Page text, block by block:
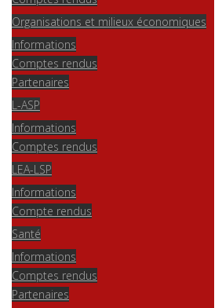
Organisations et milieux économiques
Informations
Comptes rendus
Partenaires
L-ASP
Informations
Comptes rendus
LEA-LSP
Informations
Compte rendus
Santé
Informations
Comptes rendus
Partenaires